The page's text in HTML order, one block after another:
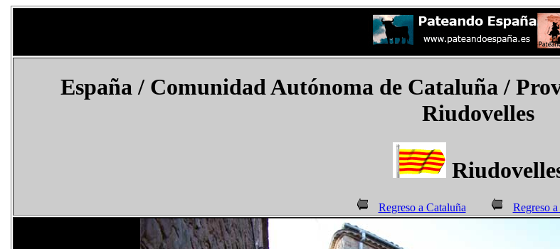
España/ Comunidad Autónoma de Cataluña /
Riudovelles
Regreso a Cataluña Regreso